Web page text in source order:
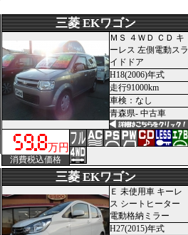
三菱 EKワゴン
ＭＳ ４ＷＤ ＣＤ キ
ーレス 左側電動スラ
イドドア
H18(2006)年式
走行91000km
車検：なし
青森県- 中古車
万円
消費税込価格
三菱 EKワゴン
Ｅ 未使用車 キーレ
ス シートヒーター
電動格納ミラー
H27(2015)年式